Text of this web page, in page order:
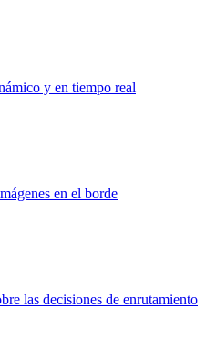
y en tiempo real
en el borde
las decisiones de enrutamiento